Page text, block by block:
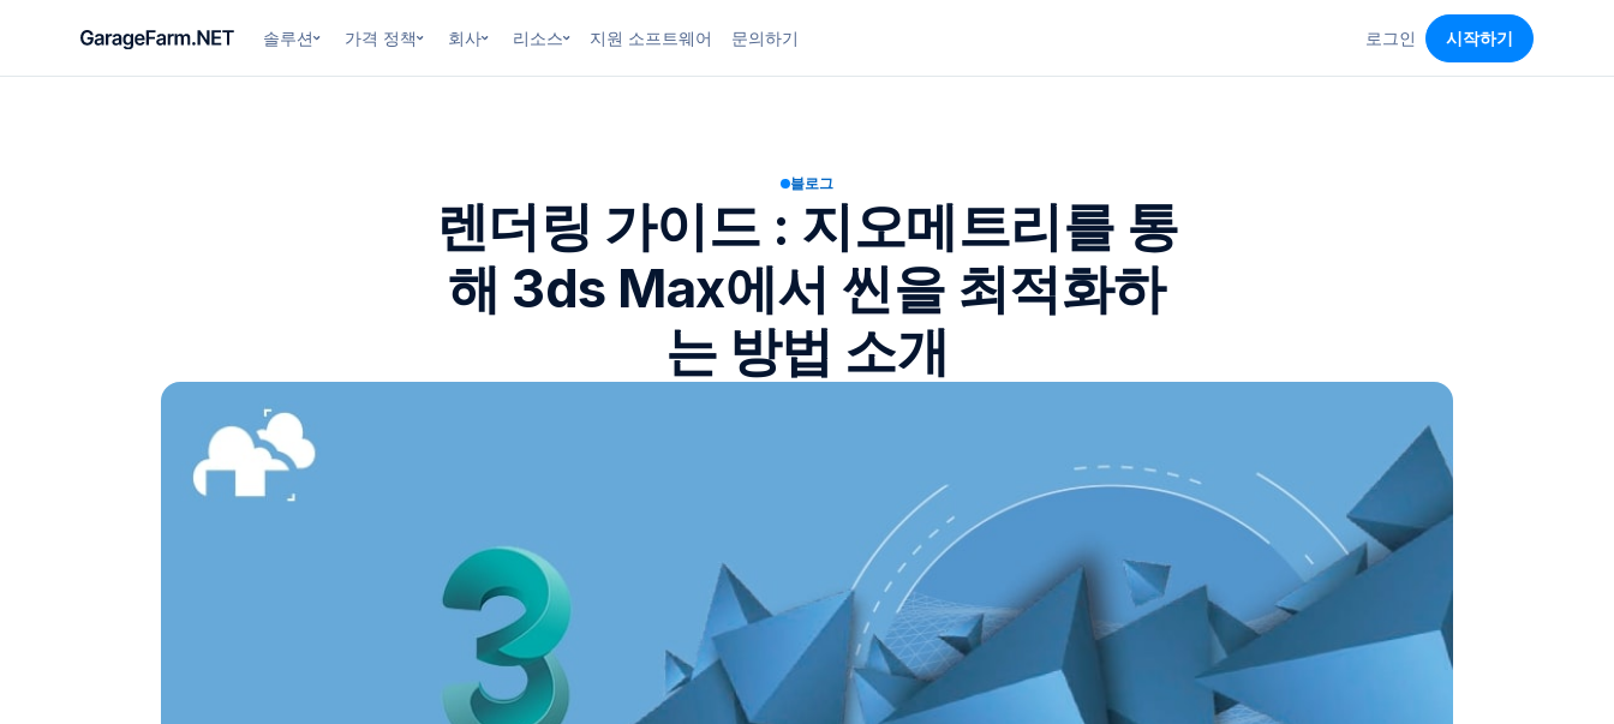
솔루션 가격 정책 회사 리소스 지원 소프트웨어 문의하기 로그인 시작하기
블로그
렌더링 가이드 : 지오메트리를 통
해 3ds Max에서 씬을 최적화하
는 방법 소개